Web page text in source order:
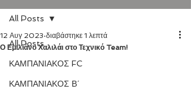
All Posts
ΚΑΜΠΑΝΙΑΚΟΣ FC
ΚΑΜΠΑΝΙΑΚΟΣ Β΄
All Posts
Ο Εμιλιάνο Χαλιλάι στο Τεχνικό Team!
12 Αυγ 2023 διαβάστηκε 1 λεπτά